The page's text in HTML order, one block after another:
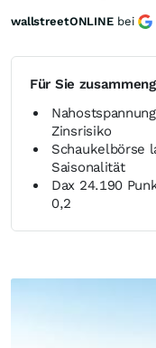
Für Sie
Zinsrisiko
Schaukelbörse
Saisonalität
Dax 24.190
0,2
wallstreetONLINE bei